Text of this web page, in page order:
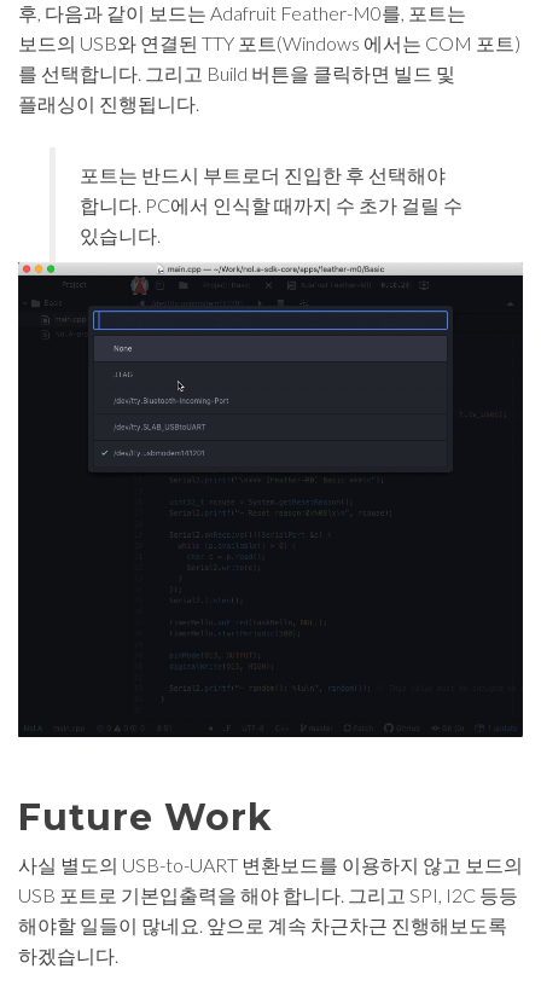
후, 다음과 같이 보드는 Adafruit Feather-M0를, 포트는
보드의 USB와 연결된 TTY 포트(Windows 에서는 COM 포트)
를 선택합니다. 그리고 Build 버튼을 클릭하면 빌드 및
플래싱이 진행됩니다.
포트는 반드시 부트로더 진입한 후 선택해야
합니다. PC에서 인식할 때까지 수 초가 걸릴 수
있습니다.
Future Work
사실 별도의 USB-to-UART 변환보드를 이용하지 않고 보드의
USB 포트로 기본입출력을 해야 합니다. 그리고 SPI, I2C 등등
해야할 일들이 많네요. 앞으로 계속 차근차근 진행해보도록
하겠습니다.